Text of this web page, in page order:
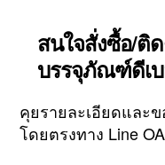
สนใจสั่งซื้อ/ติ
บรรจุภัณฑ์ดีเ
คุยรายละเอียดและ
โดยตรงทาง Line